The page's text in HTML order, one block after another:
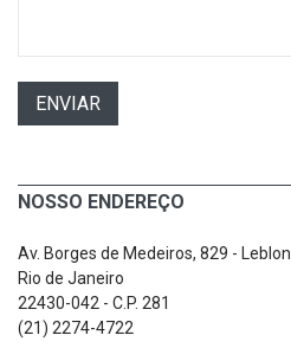
ENVIAR
NOSSO ENDEREÇO
Av. Borges de Medeiros, 829 - Leblon
Rio de Janeiro
22430-042 - C.P. 281
(21) 2274-4722